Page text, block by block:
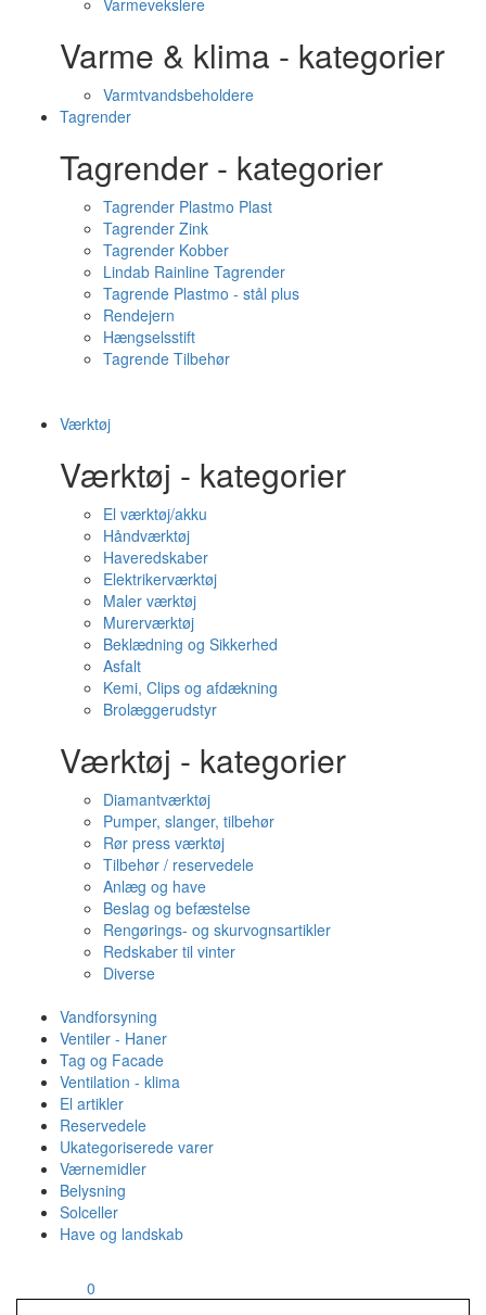
Varmevekslere
Varme & klima - kategorier
Varmtvandsbeholdere
Tagrender
Tagrender - kategorier
Tagrender Plastmo Plast
Tagrender Zink
Tagrender Kobber
Lindab Rainline Tagrender
Tagrende Plastmo - stål plus
Rendejern
Hængselsstift
Tagrende Tilbehør
Værktøj
Værktøj - kategorier
El værktøj/akku
Håndværktøj
Haveredskaber
Elektrikerværktøj
Maler værktøj
Murerværktøj
Beklædning og Sikkerhed
Asfalt
Kemi, Clips og afdækning
Brolæggerudstyr
Værktøj - kategorier
Diamantværktøj
Pumper, slanger, tilbehør
Rør press værktøj
Tilbehør / reservedele
Anlæg og have
Beslag og befæstelse
Rengørings- og skurvognsartikler
Redskaber til vinter
Diverse
Vandforsyning
Ventiler - Haner
Tag og Facade
Ventilation - klima
El artikler
Reservedele
Ukategoriserede varer
Værnemidler
Belysning
Solceller
Have og landskab
0